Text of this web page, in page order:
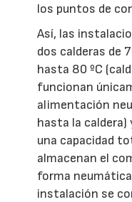
los puntos de
Así, las
dos calderas de
hasta 80 ºC
funcionan
alimentación
hasta la
una capacidad
almacenan el
forma
instalación se